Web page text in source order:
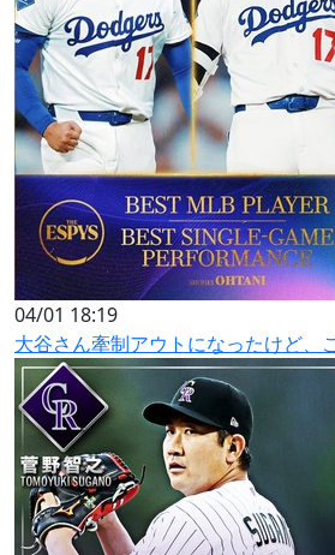
04/01 18:19
大谷さん牽制アウトになったけど、